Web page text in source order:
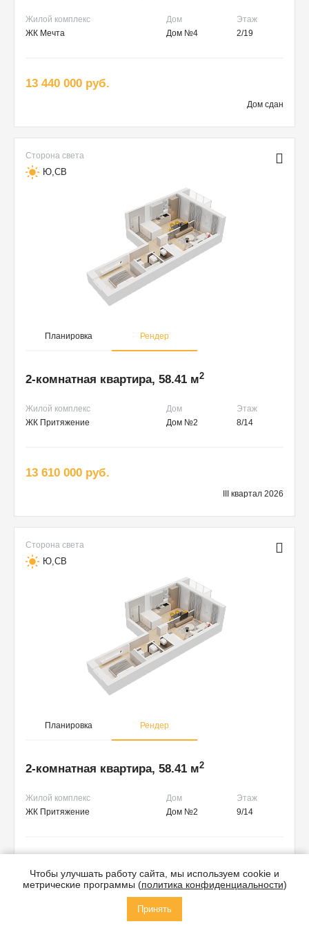
Жилой комплекс Дом
Этаж
ЖК Мечта
Дом №4 2/19
13 440 000 руб.
Дом сдан
Сторона света
Ю,СВ
Планировка Рендер
2-комнатная квартира, 58.41 м2
Жилой комплекс Дом
Этаж
ЖК Притяжение
Дом №2 8/14
13 610 000 руб.
III квартал 2026
Сторона света
Ю,СВ
Планировка Рендер
2-комнатная квартира, 58.41 м2
Жилой комплекс Дом
Этаж
ЖК Притяжение
Дом №2 9/14
III квартал 2026
Чтобы улучшать работу сайта, мы используем cookie и
метрические программы (политика конфиденциальности)
Принять